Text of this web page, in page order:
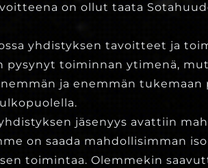
on ollut taata
yhdistyksen tavoitteet ja
pysynyt toiminnan ytimenä,
ja enemmän
jäsenyys avattiin
on saada mahdollisimman
toimintaa. Olemmekin